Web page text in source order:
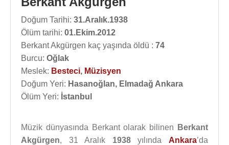
Doğum Tarihi: 31.Aralık.1938
Ölüm tarihi: 01.Ekim.2012
Berkant Akgürgen kaç yaşında öldü : 74
Burcu: Oğlak
Meslek: Besteci, Müzisyen
Doğum Yeri: Hasanoğlan, Elmadağ Ankara
Ölüm Yeri: İstanbul
Müzik dünyasında Berkant olarak bilinen
Berkant
Akgürgen, 31 Aralık 1938yılındaAnkara’da